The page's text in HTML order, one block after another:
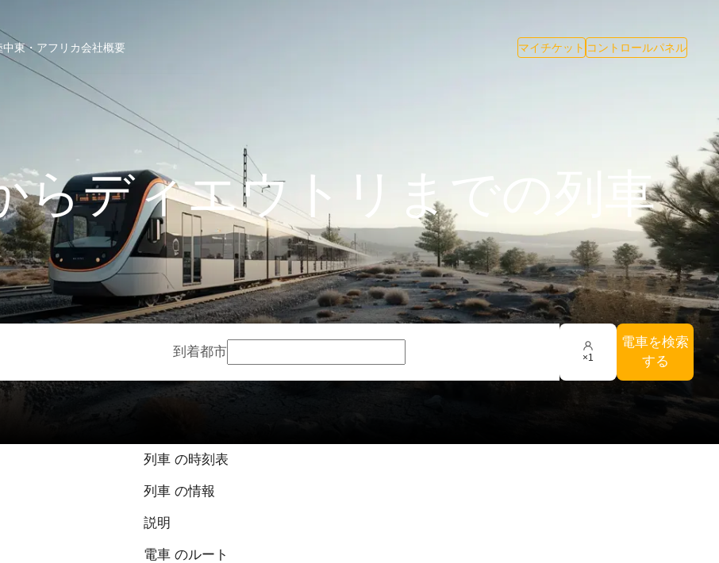
中東・アフリカ会社概要 マイチケット コントロールパネル
らディエウトリまでの列車
到着都市 ×1
電車を検索
する
列車 の時刻表
列車 の情報
説明
電車 のルート